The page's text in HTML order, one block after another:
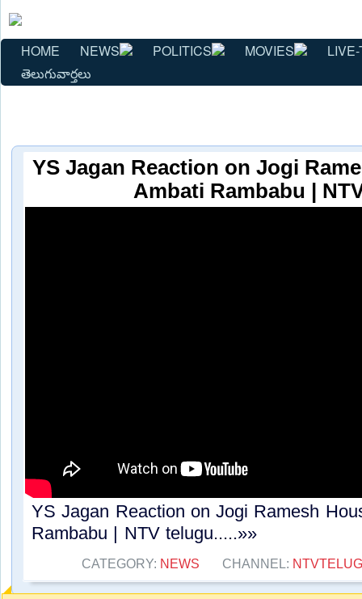
HOME NEWS POLITICS MOVIES
తెలుగువార్తలు
YS Jagan Reaction on Jogi
Ambati Rambabu |
YS Jagan Reaction on Jogi Ramesh
Rambabu | NTV telugu.....»»
CATEGORY: NEWS CHANNEL: